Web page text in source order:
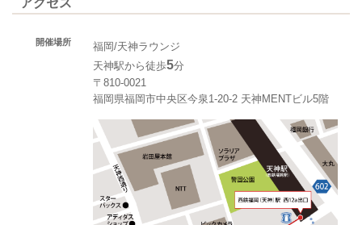
アクセス
開催場所
福岡/天神ラウンジ
天神駅から徒歩5分
〒810-0021
福岡県福岡市中央区今泉1-20-2 天神MENTビル5階